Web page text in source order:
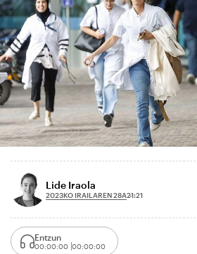
Lide Iraola
2023KO IRAILAREN 28A21:21
Entzun
00:00:00 00:00:00